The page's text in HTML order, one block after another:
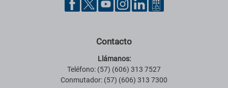
Contacto
Llámanos:
Teléfono: (57) (606) 313 7527
Conmutador: (57) (606) 313 7300